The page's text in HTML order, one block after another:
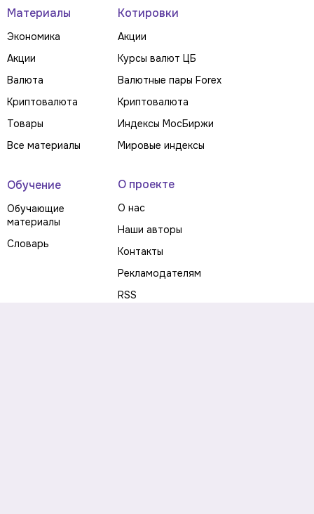
Материалы
Экономика
Акции
Валюта
Криптовалюта
Товары
Все материалы
Котировки
Акции
Курсы валют ЦБ
Валютные пары Forex
Криптовалюта
Индексы МосБиржи
Мировые индексы
Обучение
Обучающие
материалы
Словарь
О проекте
О нас
Наши авторы
Контакты
Рекламодателям
RSS